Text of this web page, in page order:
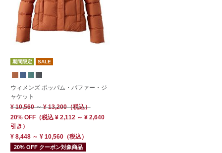
期間限定 SALE
ウィメンズ ポッパム・パファー・ジ
ャケット
¥ 10,560～¥ 13,200（税込）
20% OFF（税込 ¥ 2,112 ～ ¥ 2,640
引き）
¥ 8,448 ～ ¥ 10,560（税込）
20% OFF クーポン対象商品